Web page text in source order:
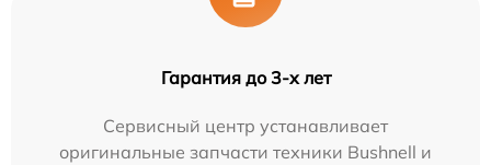
Гарантия до 3-х лет
Сервисный центр устанавливает
оригинальные запчасти техники Bushnell и